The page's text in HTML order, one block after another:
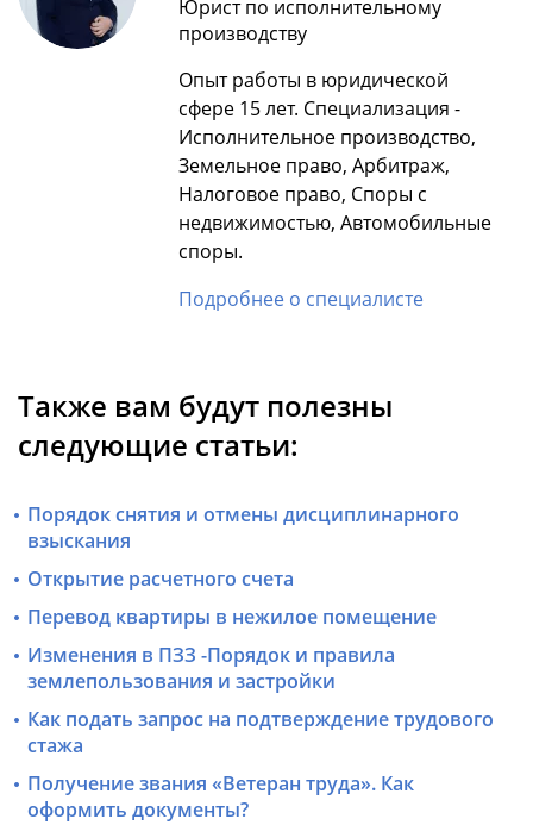
Юрист по исполнительному
производству
Опыт работы в юридической
сфере 15 лет. Специализация -
Исполнительное производство,
Земельное право, Арбитраж,
Налоговое право, Споры с
недвижимостью, Автомобильные
споры.
Подробнее о специалисте
Также вам будут полезны
следующие статьи:
Порядок снятия и отмены дисциплинарного
взыскания
Открытие расчетного счета
Перевод квартиры в нежилое помещение
Изменения в ПЗЗ -Порядок и правила
землепользования и застройки
Как подать запрос на подтверждение трудового
стажа
Получение звания «Ветеран труда». Как
оформить документы?